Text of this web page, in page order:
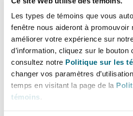
Les types de témoins que vous
fenêtre nous aideront à promouvoir
améliorer votre expérience sur
d’information, cliquez sur le bouton
consultez notre Politique sur les
changer vos paramètres
temps en visitant la page de la
témoins.
Droit
Droit
Jersey
Bulletins
as well as on crisis
Lignes directes
+44 20 7876 4505
+44 7731 81 0644
sam.tate@clydeco.com